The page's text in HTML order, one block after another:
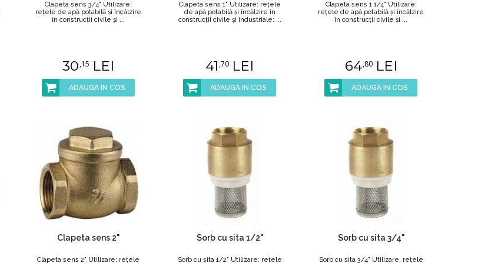
Clapeta sens 3/4" Utilizare:
reţele de apă potabilă şi încălzire
în construcţii civile şi ...
30,15 LEI
ADAUGA IN COS
Clapeta sens 1" Utilizare: reţele
de apă potabilă şi încălzire în
construcţii civile şi industriale; ...
41 ,70LEI
ADAUGA IN COS
Clapeta sens 1 1/4" Utilizare:
reţele de apă potabilă şi încălzire
în construcţii civile şi ...
64,80LEI
ADAUGA IN COS
Clapeta sens 2"
Clapeta sens 2" Utilizare: reţele
Sorb cu sita 1/2"
Sorb cu sita 1/2" Utilizare: reţele
Sorb cu sita 3/4"
Sorb cu sita 3/4" Utilizare: reţele